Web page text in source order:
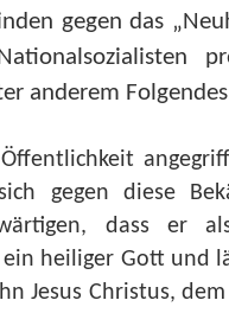
gegen das
anderem
gegen diese
dass er
heiliger Gott und
Jesus Christus,